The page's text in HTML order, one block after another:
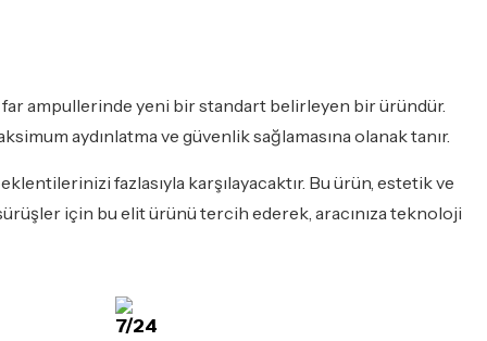
ampullerinde yeni bir standart belirleyen bir üründür.
aydınlatma ve güvenlik sağlamasına olanak tanır.
fazlasıyla karşılayacaktır. Bu ürün, estetik ve
için bu elit ürünü tercih ederek, aracınıza teknoloji